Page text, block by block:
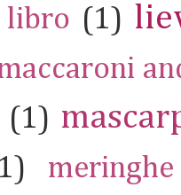
libro (1)
(1)
meringhe